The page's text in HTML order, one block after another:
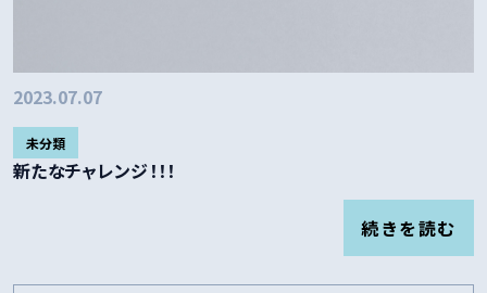
2023.07.07
未分類
新たなチャレンジ！！！
続きを読む